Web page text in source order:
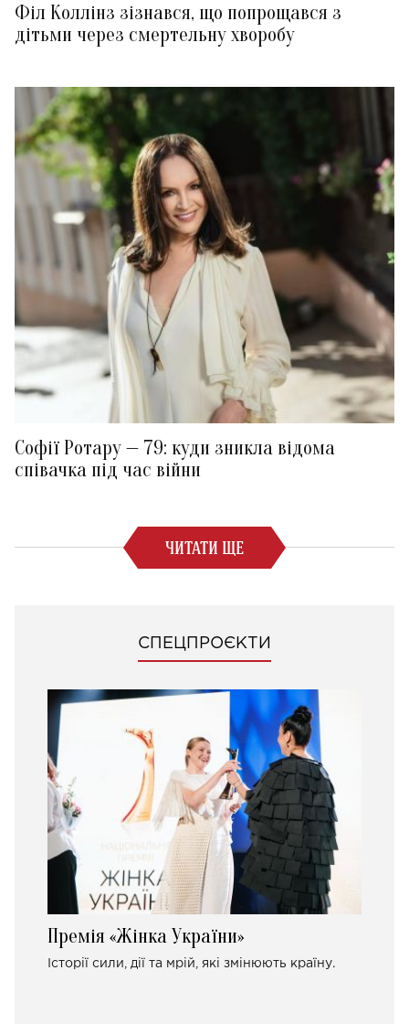
Філ Коллінз зізнався, що попрощався з
дітьми через смертельну хворобу
Софії Ротару — 79: куди зникла відома
співачка під час війни
ЧИТАТИ ЩЕ
СПЕЦПРОЄКТИ
Премія «Жінка України»
Історії сили, дії та мрій, які змінюють країну.